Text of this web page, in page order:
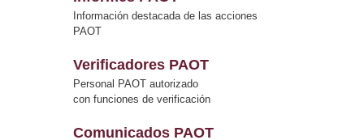
Información destacada de las acciones
PAOT
Verificadores PAOT
Personal PAOT autorizado
con funciones de verificación
Comunicados PAOT